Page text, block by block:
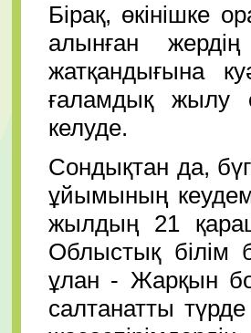
Бірақ, өкінішке
алынған
жатқандығына
ғаламдық жылу
келуде.
Сондықтан да,
ұйымының
жылдың 21
Облыстық білім
ұлан - Жарқын
салтанатты